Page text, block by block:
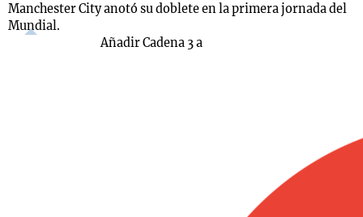
Manchester City anotó su doblete en la primera jornada del
Mundial.
Añadir Cadena 3 a